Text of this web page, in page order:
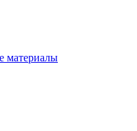
материалы